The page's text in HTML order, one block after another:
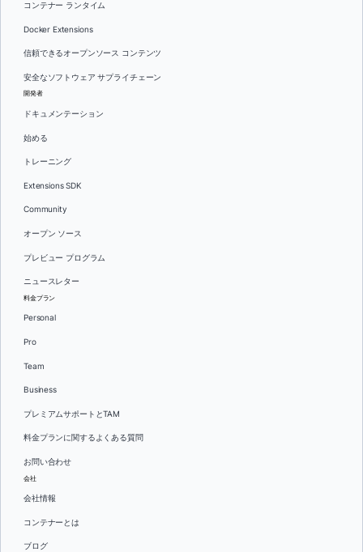
コンテナー ランタイム
Docker Extensions
信頼できるオープンソース コンテンツ
安全なソフトウェア サプライチェーン
開発者
ドキュメンテーション
始める
トレーニング
Extensions SDK
Community
オープン ソース
プレビュー プログラム
ニュースレター
料金プラン
Personal
Pro
Team
Business
プレミアムサポートとTAM
料金プランに関するよくある質問
お問い合わせ
会社
会社情報
コンテナーとは
ブログ